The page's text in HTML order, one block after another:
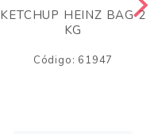
KETCHUP HEINZ BAG 2
KG
Código: 61947